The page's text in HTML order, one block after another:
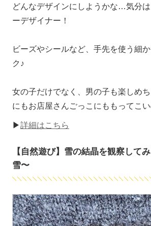
どんなデザインにしようかな…気分
ーデザイナー！
ビーズやシールなど、手先を使う細
ク♪
女の子だけでなく、男の子も楽しめ
にもお店屋さんごっこにももってこい
▶詳細はこちら
【自然遊び】雪の結晶を観察して
雪〜